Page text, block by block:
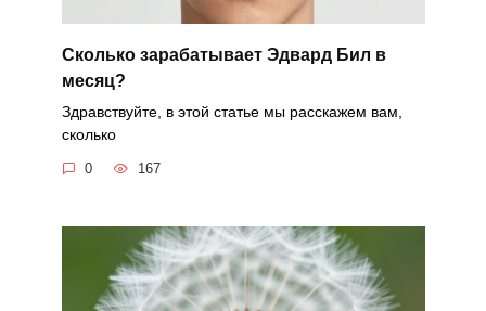
Сколько зарабатывает Эдвард Бил в
месяц?
Здравствуйте, в этой статье мы расскажем вам,
сколько
0 167